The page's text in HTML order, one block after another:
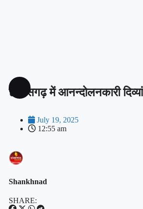
छत्तीसगढ़ में आनन्दोलनकारी
July 19, 2025
12:55 am
Shankhnad
SHARE: